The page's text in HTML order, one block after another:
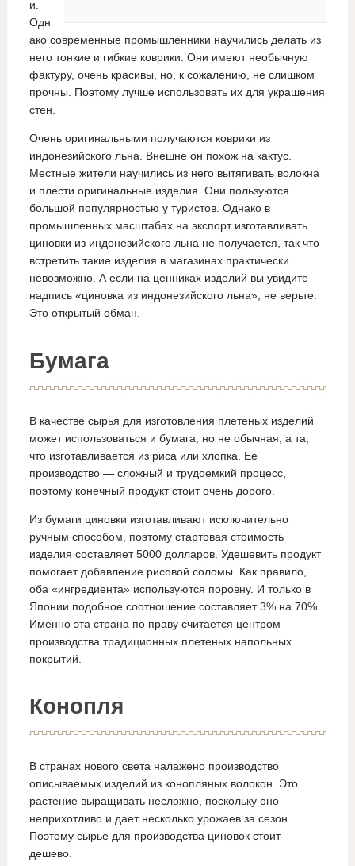
и.
Одн
ако современные промышленники научились делать из
него тонкие и гибкие коврики. Они имеют необычную
фактуру, очень красивы, но, к сожалению, не слишком
прочны. Поэтому лучше использовать их для украшения
стен.
Очень оригинальными получаются коврики из
индонезийского льна. Внешне он похож на кактус.
Местные жители научились из него вытягивать волокна
и плести оригинальные изделия. Они пользуются
большой популярностью у туристов. Однако в
промышленных масштабах на экспорт изготавливать
циновки из индонезийского льна не получается, так что
встретить такие изделия в магазинах практически
невозможно. А если на ценниках изделий вы увидите
надпись «циновка из индонезийского льна», не верьте.
Это открытый обман.
Бумага
В качестве сырья для изготовления плетеных изделий
может использоваться и бумага, но не обычная, а та,
что изготавливается из риса или хлопка. Ее
производство — сложный и трудоемкий процесс,
поэтому конечный продукт стоит очень дорого.
Из бумаги циновки изготавливают исключительно
ручным способом, поэтому стартовая стоимость
изделия составляет 5000 долларов. Удешевить продукт
помогает добавление рисовой соломы. Как правило,
оба «ингредиента» используются поровну. И только в
Японии подобное соотношение составляет 3% на 70%.
Именно эта страна по праву считается центром
производства традиционных плетеных напольных
покрытий.
Конопля
В странах нового света налажено производство
описываемых изделий из конопляных волокон. Это
растение выращивать несложно, поскольку оно
неприхотливо и дает несколько урожаев за сезон.
Поэтому сырье для производства циновок стоит
дешево.